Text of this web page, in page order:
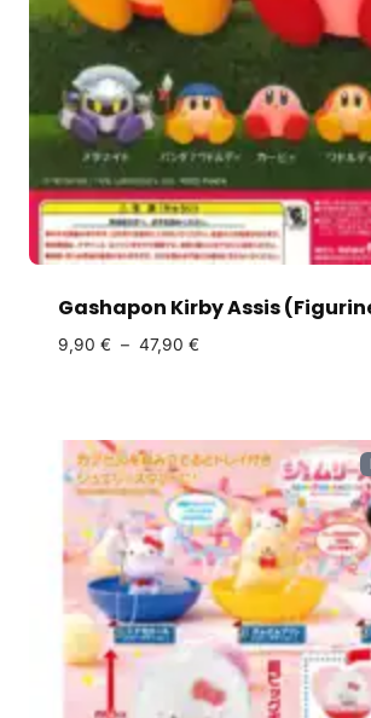
Gashapon Kirby Assis
9,90 € – 47,90 €